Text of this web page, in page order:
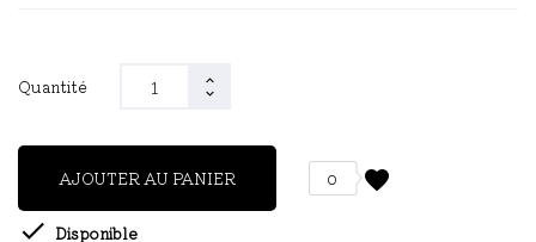
Quantité
AJOUTER AU PANIER favorite
0
 Disponible